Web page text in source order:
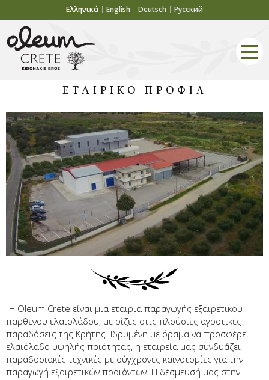
Ελληνικά English Deutsch Русский
ΕΤΑΙΡΙΚΟ ΠΡΟΦΙΛ
"Η Oleum Crete είναι μια εταιρια παραγωγής εξαιρετικού
παρθένου ελαιολάδου, με ρίζες στις πλούσιες αγροτικές
παραδόσεις της Κρήτης. Ιδρυμένη με όραμα να προσφέρει
ελαιόλαδο υψηλής ποιότητας, η εταιρεία μας συνδυάζει
παραδοσιακές τεχνικές με σύγχρονες καινοτομίες για την
παραγωγή εξαιρετικών προϊόντων. Η δέσμευσή μας στην